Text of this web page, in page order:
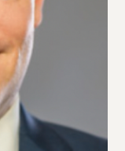
INGLÉS
ESTADOS UNIDOS
TEXAS